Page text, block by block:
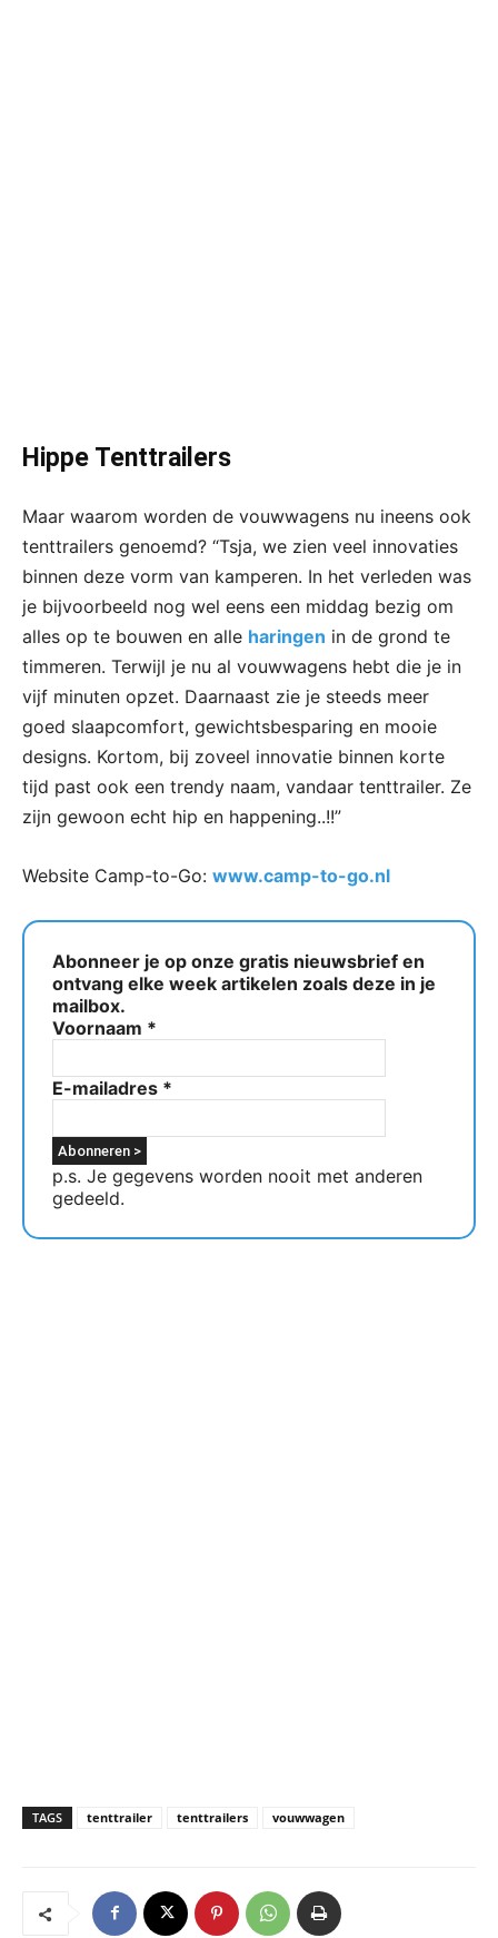
Hippe Tenttrailers
Maar waarom worden de vouwwagens nu ineens ook
tenttrailers genoemd? “Tsja, we zien veel innovaties
binnen deze vorm van kamperen. In het verleden was
je bijvoorbeeld nog wel eens een middag bezig om
alles op te bouwen en alle haringen in de grond te
timmeren. Terwijl je nu al vouwwagens hebt die je in
vijf minuten opzet. Daarnaast zie je steeds meer
goed slaapcomfort, gewichtsbesparing en mooie
designs. Kortom, bij zoveel innovatie binnen korte
tijd past ook een trendy naam, vandaar tenttrailer. Ze
zijn gewoon echt hip en happening..!!”
Website Camp-to-Go: www.camp-to-go.nl
Abonneer je op onze gratis nieuwsbrief en
ontvang elke week artikelen zoals deze in je
mailbox.
Voornaam *
E-mailadres *
p.s. Je gegevens worden nooit met anderen
gedeeld.
TAGS tenttrailer tenttrailers vouwwagen